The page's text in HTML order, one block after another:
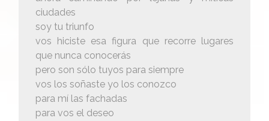
ciudades
soy tu triunfo
vos hiciste esa figura que recorre lugares
que nunca conocerás
pero son sólo tuyos para siempre
vos los soñaste yo los conozco
para mí las fachadas
para vos el deseo